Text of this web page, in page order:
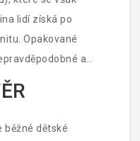
může vést k
lidí získá po
Opakované
a
běžné dětské